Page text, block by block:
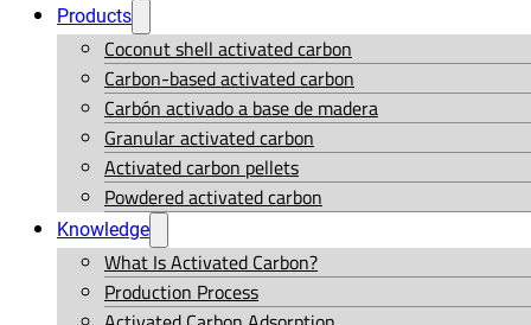
Products
Coconut shell activated carbon
Carbon-based activated carbon
Carbón activado a base de madera
Granular activated carbon
Activated carbon pellets
Powdered activated carbon
Knowledge
What Is Activated Carbon?
Production Process